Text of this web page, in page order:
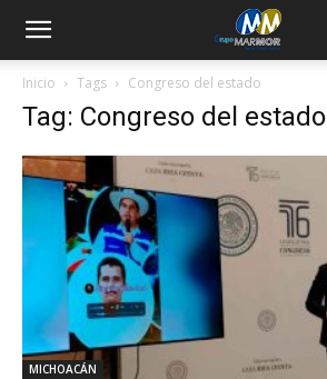
Inicio Tags Congreso del estado
Tag: Congreso del estado
MICHOACÁN